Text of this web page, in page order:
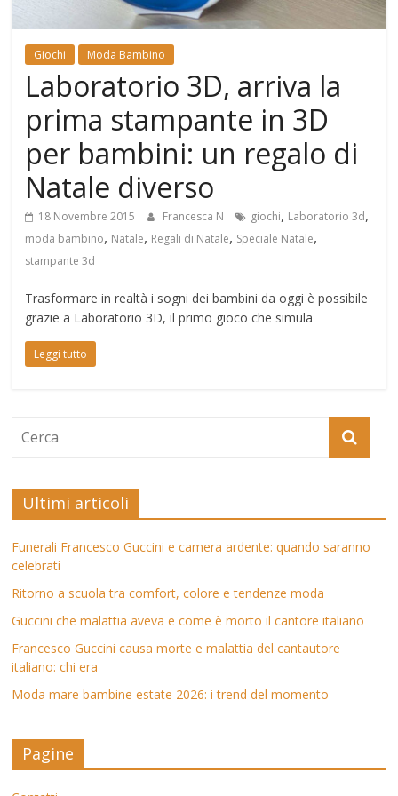
Giochi Moda Bambino
Laboratorio 3D, arriva la
prima stampante in 3D
per bambini: un regalo di
Natale diverso
18 Novembre 2015 Francesca N giochi, Laboratorio 3d,
moda bambino, Natale, Regali di Natale, Speciale Natale,
stampante 3d
Trasformare in realtà i sogni dei bambini da oggi è possibile
grazie a Laboratorio 3D, il primo gioco che simula
Leggi tutto
Ultimi articoli
Funerali Francesco Guccini e camera ardente: quando saranno
celebrati
Ritorno a scuola tra comfort, colore e tendenze moda
Guccini che malattia aveva e come è morto il cantore italiano
Francesco Guccini causa morte e malattia del cantautore
italiano: chi era
Moda mare bambine estate 2026: i trend del momento
Pagine